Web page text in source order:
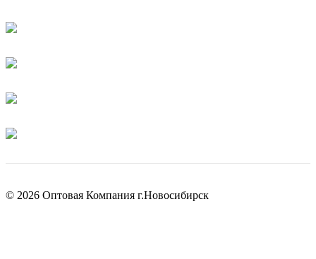
© 2026 Оптовая Компания г.Новосибирск